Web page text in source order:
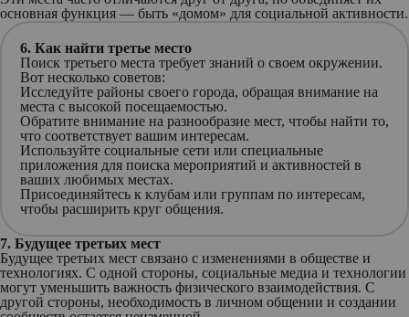
основная функция — быть «домом» для социальной активности.
6. Как найти третье место
Поиск третьего места требует знаний о своем окружении.
Вот несколько советов:
Исследуйте районы своего города, обращая внимание на
места с высокой посещаемостью.
Обратите внимание на разнообразие мест, чтобы найти то,
что соответствует вашим интересам.
Используйте социальные сети или специальные
приложения для поиска мероприятий и активностей в
ваших любимых местах.
Присоединяйтесь к клубам или группам по интересам,
чтобы расширить круг общения.
7. Будущее третьих мест
Будущее третьих мест связано с изменениями в обществе и
технологиях. С одной стороны, социальные медиа и технологии
могут уменьшить важность физического взаимодействия. С
другой стороны, необходимость в личном общении и создании